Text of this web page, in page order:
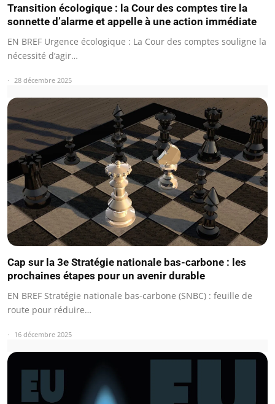
Transition écologique : la Cour des comptes tire la
sonnette d’alarme et appelle à une action immédiate
EN BREF Urgence écologique : La Cour des comptes souligne la
nécessité d’agir…
28 décembre 2025
Cap sur la 3e Stratégie nationale bas-carbone : les
prochaines étapes pour un avenir durable
EN BREF Stratégie nationale bas-carbone (SNBC) : feuille de
route pour réduire…
16 décembre 2025